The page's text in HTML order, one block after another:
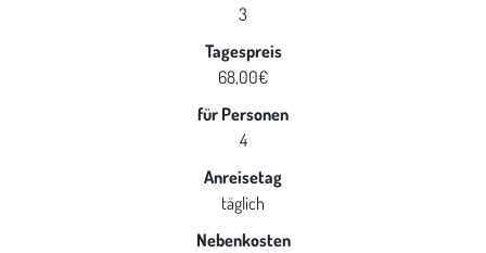
3
Tagespreis
68,00€
für Personen
4
Anreisetag
täglich
Nebenkosten